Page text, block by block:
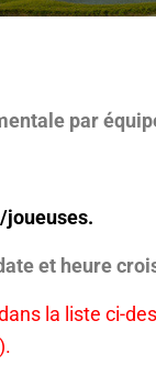
par
joueuses.
et heure
la liste ci-